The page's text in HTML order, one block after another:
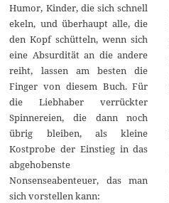
Humor, Kinder, die sich schnell
ekeln, und überhaupt alle, die
den Kopf schütteln, wenn sich
eine Absurdität an die andere
reiht, lassen am besten die
Finger von diesem Buch. Für
die Liebhaber verrückter
Spinnereien, die dann noch
übrig bleiben, als kleine
Kostprobe der Einstieg in das
abgehobenste
Nonsenseabenteuer, das man
sich vorstellen kann: